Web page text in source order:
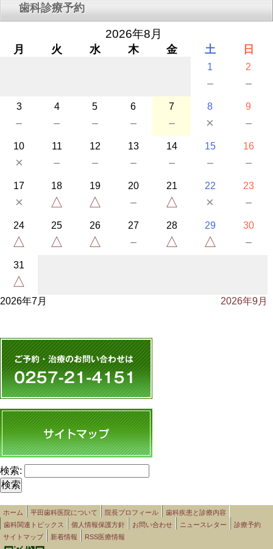
歯科診療予約
2026年8月
月 火 水 木 金 土 日
1
－
2
－
3
－
4
－
5
－
6
－
7
－
8
×
9
－
10
×
11
－
12
－
13
－
14
－
15
－
16
－
17
×
18
△
19
△
20
－
21
△
22
×
23
－
24
△
25
△
26
△
27
－
28
△
29
△
30
－
31
△
2026年7月 2026年9月
検索:
ホーム 平田歯科医院について 院長プロフィール
歯科疾患と診療内容
歯科関連トピックス
個人情報保護方針 お問い合わせ ニュースレター
診療予約
サイトマップ
新着情報 RSS医療情報